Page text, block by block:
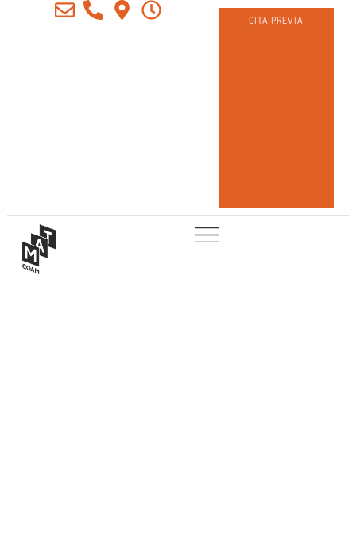
CITA PREVIA